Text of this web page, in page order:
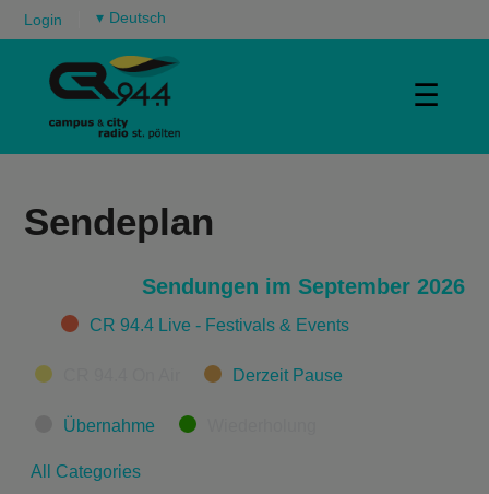
Login ▾
☰
Sendeplan
Sendungen im September 2026
CategoriesCR 94.4 Live - Festivals & Events
Derzeit Pause
Übernahme
All Categories